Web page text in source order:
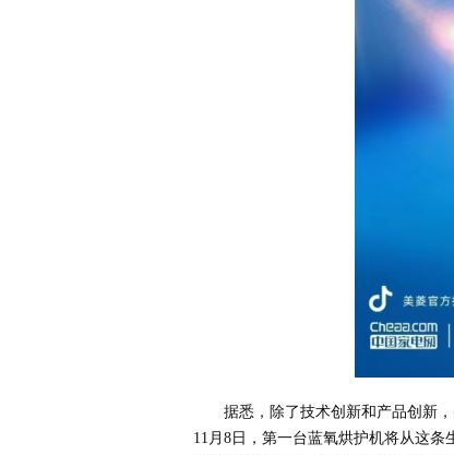
据悉，除了技术创新和产品创新
11月8日，第一台蓝氧烘护机将从这